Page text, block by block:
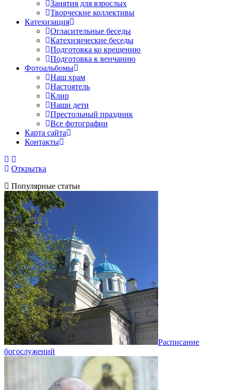
Занятия для взрослых
Творческие коллективы
Катехизация
Огласительные беседы
Катехизические беседы
Подготовка ко крещению
Подготовка к венчанию
Фотоальбомы
Наш храм
Настоятель
Клир
Наши дети
Престольный праздник
Все фотографии
Карта сайта
Контакты
Открытка
Популярные статьи
Расписание
богослужений